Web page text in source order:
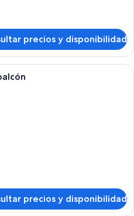
precios y disponibilidad
Habitación de hotel con dos camas,
precios y disponibilidad